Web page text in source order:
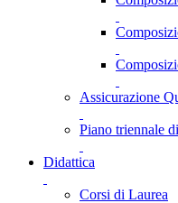
Assicurazione
Piano triennale
Didattica
Corsi di Laurea